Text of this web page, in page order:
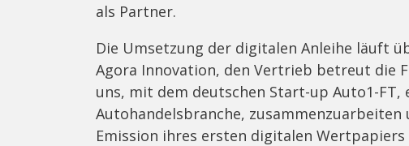
als Partner.
Die Umsetzung der digitalen Anleihe läuft
Agora Innovation, den Vertrieb betreut die
uns, mit dem deutschen Start-up Auto1-
Autohandelsbranche,
Emission ihres ersten digitalen